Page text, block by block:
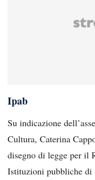
Ipab
Su indicazione
Cultura, Caterina
disegno di legge per il
Istituzioni pubbliche di